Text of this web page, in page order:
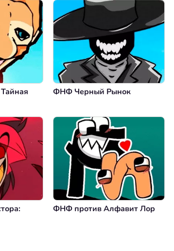
ФНФ Черный Рынок
ФНФ против Алфавит Лор